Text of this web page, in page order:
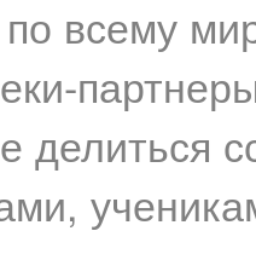
всему
делиться